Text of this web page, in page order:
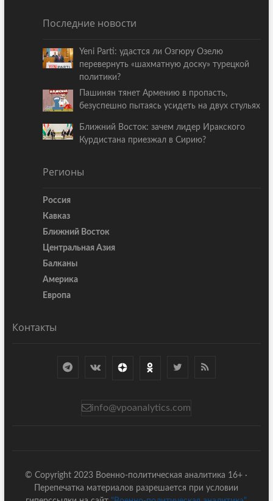
Последние новости
Yeni Parti: удастся ли Озгюру Озелю
перевернуть «шахматную доску» турецкой
политики?
Пашинян тянет Армению в пропасть,
безуспешно пытаясь усидеть на двух стульях
Ближний Восток: зачем лидер Иракского
Курдистана приезжал в Сирию?
Регионы
Россия
Кавказ
Ближний Восток
Центральная Азия
Балканы
Америка
Европа
Контакты
info@vpoanalytics.com
© Copyright 2023 Военно-политическая аналитика 16+ ·
Перепечатка материалов разрешается при условии